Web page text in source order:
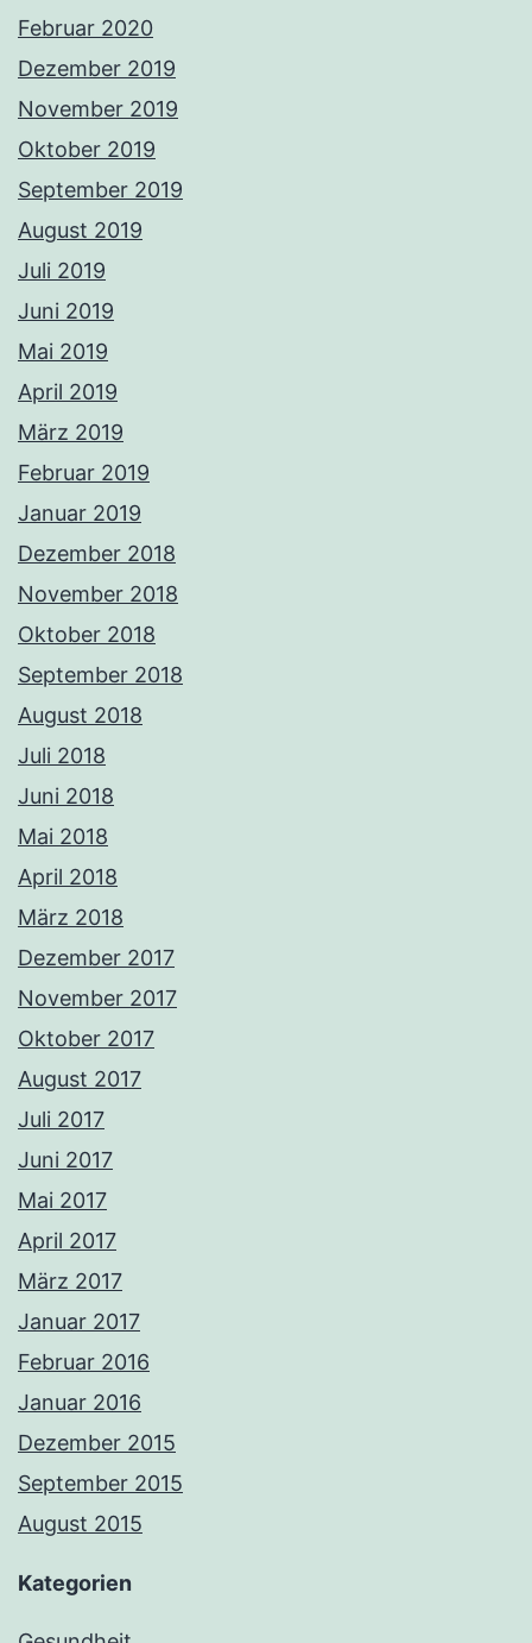
Februar 2020
Dezember 2019
November 2019
Oktober 2019
September 2019
August 2019
Juli 2019
Juni 2019
Mai 2019
April 2019
März 2019
Februar 2019
Januar 2019
Dezember 2018
November 2018
Oktober 2018
September 2018
August 2018
Juli 2018
Juni 2018
Mai 2018
April 2018
März 2018
Dezember 2017
November 2017
Oktober 2017
August 2017
Juli 2017
Juni 2017
Mai 2017
April 2017
März 2017
Januar 2017
Februar 2016
Januar 2016
Dezember 2015
September 2015
August 2015
Kategorien